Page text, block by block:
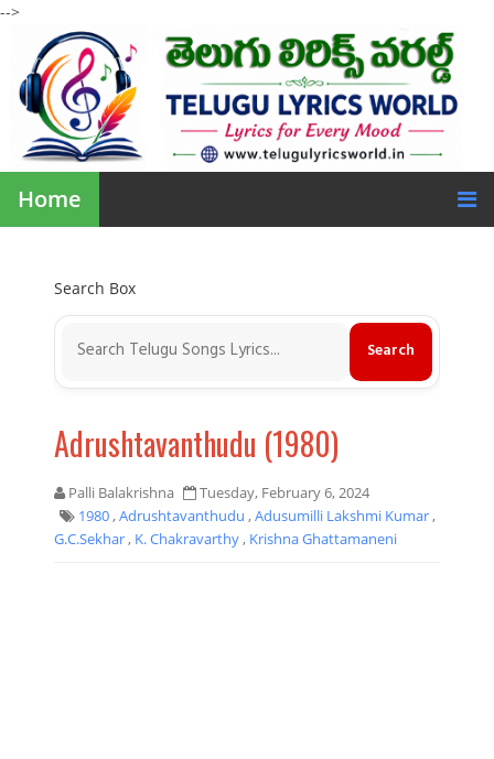
-->
Home
Search Box
Adrushtavanthudu (1980)
Palli Balakrishna
Tuesday, February 6, 2024
1980,Adrushtavanthudu ,Adusumilli Lakshmi Kumar,
G.C.Sekhar, K. Chakravarthy, Krishna Ghattamaneni